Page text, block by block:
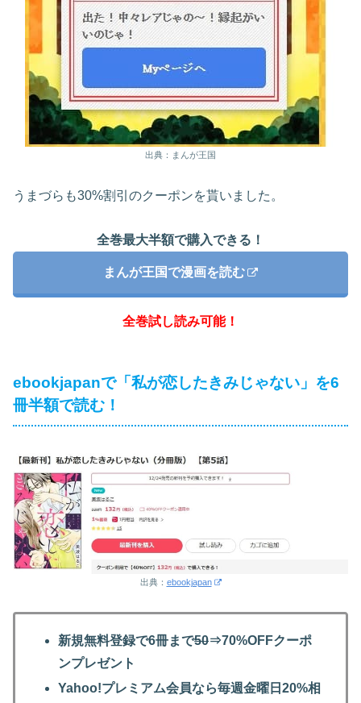
出典：まんが王国
うまづらも30%割引のクーポンを貰いました。
全巻最大半額で購入できる！
まんが王国で漫画を読む
全巻試し読み可能！
ebookjapanで「私が恋したきみじゃない」を6
冊半額で読む！
出典： ebookjapan
新規無料登録で6冊まで50⇒70%OFFクーポ
ンプレゼント
Yahoo!プレミアム会員なら毎週金曜日20%相